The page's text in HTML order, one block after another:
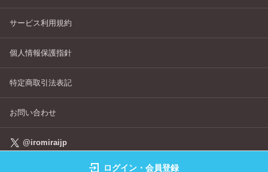
サービス利用規約
個人情報保護指針
特定商取引法表記
お問い合わせ
@iromiraijp
ログイン・会員登録